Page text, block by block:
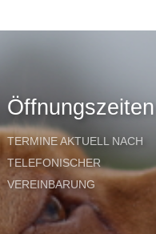
Öffnungszeiten
TERMINE AKTUELL NACH
TELEFONISCHER
VEREINBARUNG